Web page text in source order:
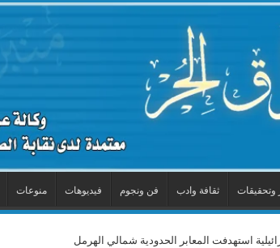
وتحقيقات ثقافة وادب فن ونجوم فيديوهات منوعات
استهدفت المعابر الحدودية شمالي الهرمل